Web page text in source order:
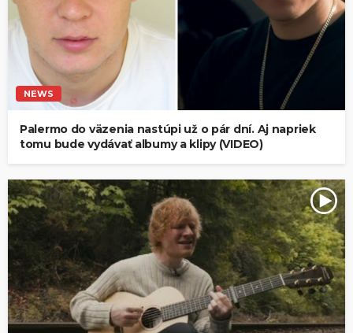
NEWS
Palermo do väzenia nastúpi už o pár dní. Aj napriek
tomu bude vydávať albumy a klipy (VIDEO)